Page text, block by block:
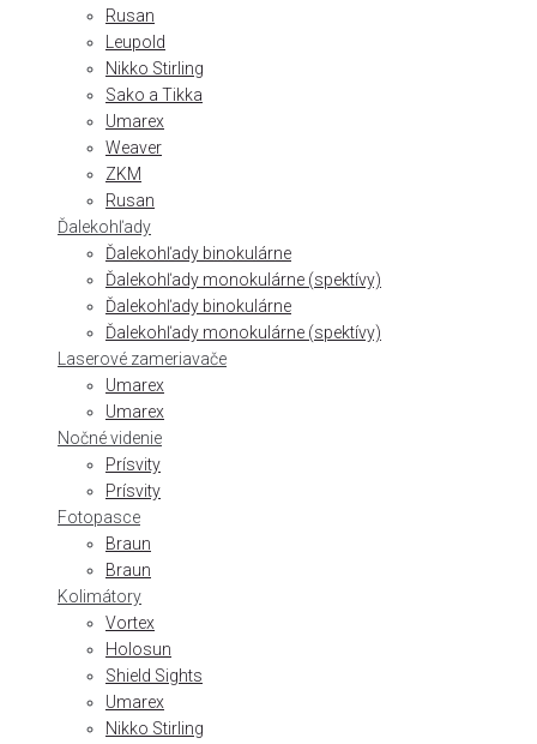
Rusan
Leupold
Nikko Stirling
Sako a Tikka
Umarex
Weaver
ZKM
Rusan
Ďalekohľady
Ďalekohľady binokulárne
Ďalekohľady monokulárne (spektívy)
Ďalekohľady binokulárne
Ďalekohľady monokulárne (spektívy)
Laserové zameriavače
Umarex
Umarex
Nočné videnie
Prísvity
Prísvity
Fotopasce
Braun
Braun
Kolimátory
Vortex
Holosun
Shield Sights
Umarex
Nikko Stirling